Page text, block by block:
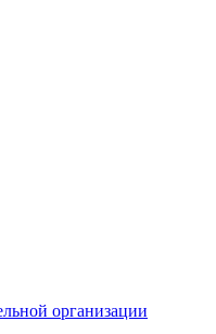
организации